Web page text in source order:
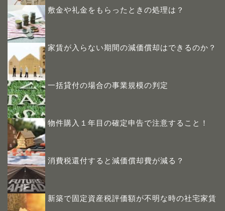
敷金や礼金をもらったときの処理は？
家賃が入らない期間の減価償却はできるのか？
一括貸付の場合の事業規模の判定
物件購入１年目の確定申告で注意すること！
消費税還付すると減価償却費が減る？
新築で固定資産税評価額が不明な時の社宅家賃